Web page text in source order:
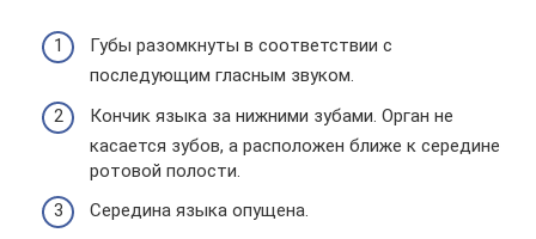
Губы разомкнуты в соответствии с
последующим гласным звуком.
Кончик языка за нижними зубами. Орган не
касается зубов, а расположен ближе к середине
ротовой полости.
Середина языка опущена.